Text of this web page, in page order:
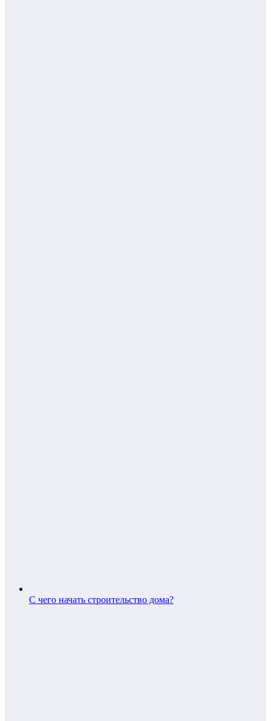
С чего начать строительство дома?